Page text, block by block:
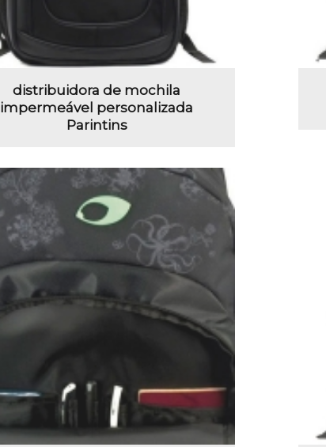
distribuidora de mochila
impermeável personalizada
Parintins